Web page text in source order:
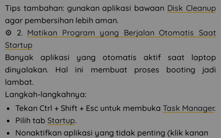
Tips tambahan: gunakan aplikasi bawaan Disk Cleanup
agar pembersihan lebih aman.
⚙️ 2. Matikan Program yang Berjalan Otomatis Saat
Startup
Banyak aplikasi yang otomatis aktif saat laptop
dinyalakan. Hal ini membuat proses booting jadi
lambat.
Langkah-langkahnya:
Tekan Ctrl + Shift + Esc untuk membuka Task Manager.
Pilih tab Startup.
Nonaktifkan aplikasi yang tidak penting (klik kanan